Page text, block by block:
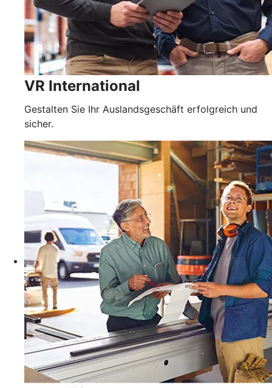
VR International
Gestalten Sie Ihr Auslandsgeschäft erfolgreich und
sicher.